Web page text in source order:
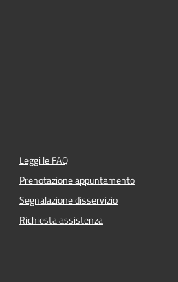
Leggi le FAQ
Prenotazione appuntamento
Segnalazione disservizio
Richiesta assistenza